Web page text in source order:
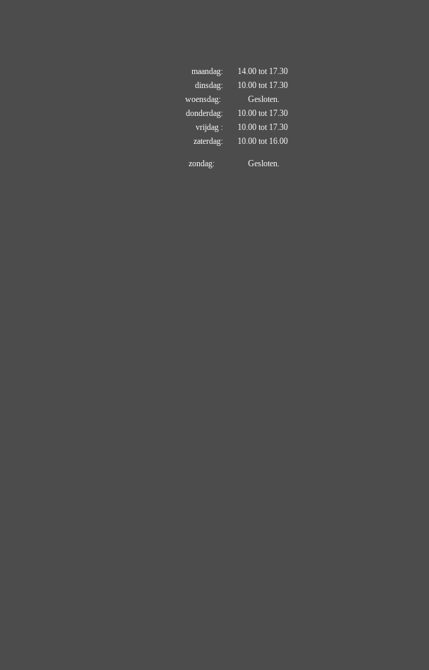
maandag: 14.00 tot 17.30
dinsdag: 10.00 tot 17.30
woensdag: Gesloten.
donderdag: 10.00 tot 17.30
vrijdag : 10.00 tot 17.30
zaterdag: 10.00 tot 16.00
zondag: Gesloten.